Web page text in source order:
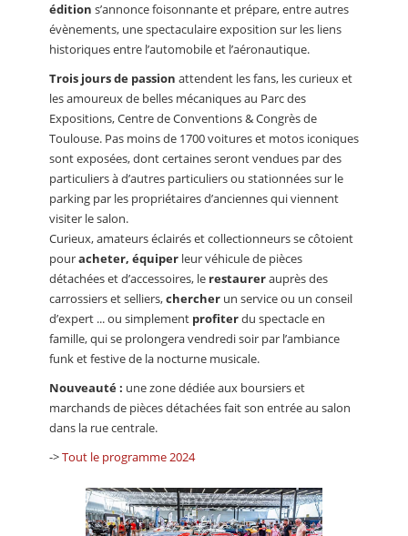
édition s’annonce foisonnante et prépare, entre autres
évènements, une spectaculaire exposition sur les liens
historiques entre l’automobile et l’aéronautique.
Trois jours de passion attendent les fans, les curieux et
les amoureux de belles mécaniques au Parc des
Expositions, Centre de Conventions & Congrès de
Toulouse. Pas moins de 1700 voitures et motos iconiques
sont exposées, dont certaines seront vendues par des
particuliers à d’autres particuliers ou stationnées sur le
parking par les propriétaires d’anciennes qui viennent
visiter le salon.
Curieux, amateurs éclairés et collectionneurs se côtoient
pouracheter, équiper leur véhicule de pièces
détachées et d’accessoires, le restaurerauprès des
carrossiers et selliers,chercher un service ou un conseil
d’expert ... ou simplement profiterdu spectacle en
famille, qui se prolongera vendredi soir par l’ambiance
funk et festive de la nocturne musicale.
Nouveauté : une zone dédiée aux boursiers et
marchands de pièces détachées fait son entrée au salon
dans la rue centrale.
->Tout le programme 2024